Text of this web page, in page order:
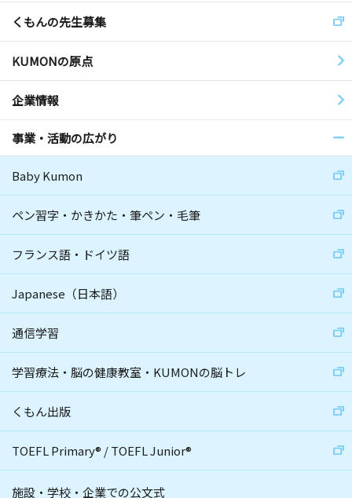
くもんの先生募集
KUMONの原点
企業情報
事業・活動の広がり
Baby Kumon
ペン習字・かきかた・筆ペン・毛筆
フランス語・ドイツ語
Japanese（日本語）
通信学習
学習療法・脳の健康教室・KUMONの脳トレ
くもん出版
TOEFL Primary® /TOEFL Junior®
施設・学校・企業での公文式